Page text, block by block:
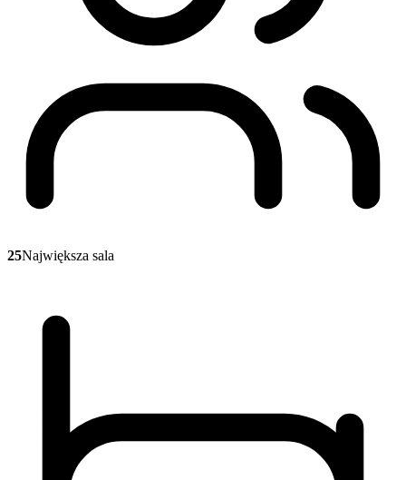
25Największa sala